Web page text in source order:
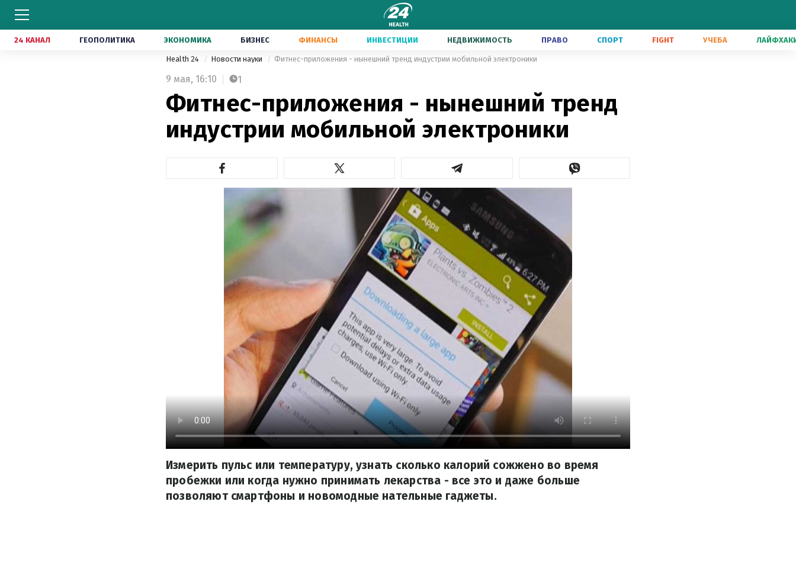
24 КАНАЛ ГЕОПОЛИТИКА ЭКОНОМИКА БИЗНЕС ФИНАНСЫ ИНВЕСТИЦИИ НЕДВИЖИМОСТЬ ПРАВО СПОРТ FIGHT УЧЕБА
Health 24 Новости науки Фитнес-приложения - нынешний тренд индустрии мобильной электроники
9 мая, 16:10 1
Фитнес-приложения - нынешний тренд
индустрии мобильной электроники
Измерить пульс или температуру, узнать сколько калорий сожжено во время
пробежки или когда нужно принимать лекарства - все это и даже больше
позволяют смартфоны и новомодные нательные гаджеты.